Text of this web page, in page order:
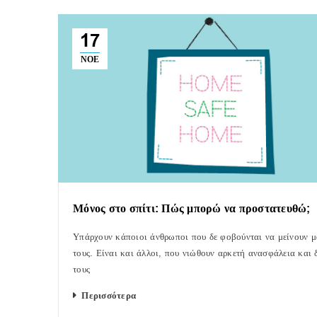
17
ΝΟΈ
Μόνος στο σπίτι: Πώς μπορώ να προστατευθώ;
Υπάρχουν κάποιοι άνθρωποι που δε φοβούνται να μείνουν
τους. Είναι και άλλοι, που νιώθουν αρκετή ανασφάλεια και
τους
Περισσότερα